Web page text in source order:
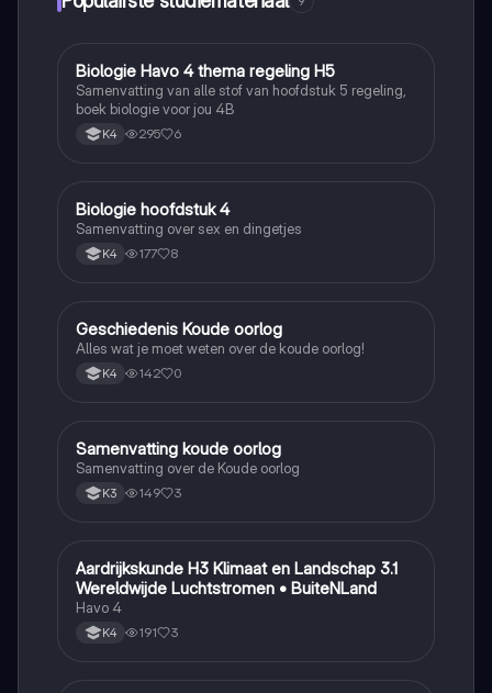
Biologie
Biologie Havo 4 thema regeling H5
Samenvatting van alle stof van hoofdstuk 5 regeling,
boek biologie voor jou 4B
K4 295 6
Biologie
Biologie hoofdstuk 4
Samenvatting over sex en dingetjes
K4 177 8
Geschiedenis
Geschiedenis Koude oorlog
Alles wat je moet weten over de koude oorlog!
K4 142 0
Geschiedenis
Samenvatting koude oorlog
Samenvatting over de Koude oorlog
K3 149 3
Aardrijkskunde
Aardrijkskunde H3 Klimaat en Landschap 3.1
Wereldwijde Luchtstromen • BuiteNLand
Havo 4
K4 191 3